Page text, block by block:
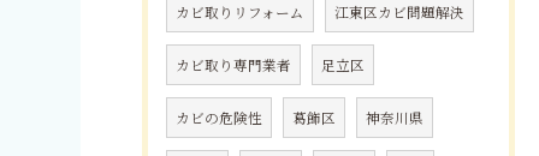
カビ取りリフォーム 江東区カビ問題解決
カビ取り専門業者 足立区
カビの危険性 葛飾区 神奈川県